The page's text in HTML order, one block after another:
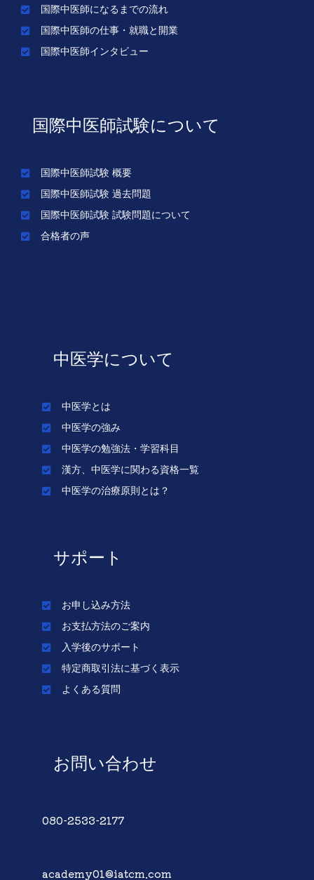
国際中医師になるまでの流れ
国際中医師の仕事・就職と開業
国際中医師インタビュー
国際中医師試験について
国際中医師試験 概要
国際中医師試験 過去問題
国際中医師試験 試験問題について
合格者の声
中医学について
中医学とは
中医学の強み
中医学の勉強法・学習科目
漢方、中医学に関わる資格一覧
中医学の治療原則とは？
サポート
お申し込み方法
お支払方法のご案内
入学後のサポート
特定商取引法に基づく表示
よくある質問
お問い合わせ
080-2533-2177
academy01@iatcm.com